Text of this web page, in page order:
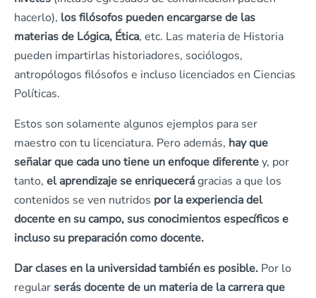
hacerlo), los filósofos pueden encargarse de las
materias de Lógica, Ética, etc. Las materia de Historia
pueden impartirlas historiadores, sociólogos,
antropólogos filósofos e incluso licenciados en Ciencias
Políticas.
Estos son solamente algunos ejemplos para ser
maestro con tu licenciatura. Pero además, hay que
señalar que cada uno tiene un enfoque diferentey, por
tanto, el aprendizaje se enriquecerágracias a que los
contenidos se ven nutridos por la experiencia del
docente en su campo, sus conocimientos específicos e
incluso su preparación como docente.
Dar clases en la universidad también es posible. Por lo
regularserás docente de un materia de la carrera que